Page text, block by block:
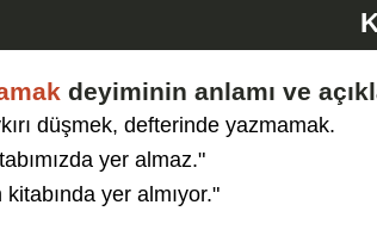
deyiminin anlamı ve
düşmek, defterinde yazmamak.
yer almaz."
yer almıyor."